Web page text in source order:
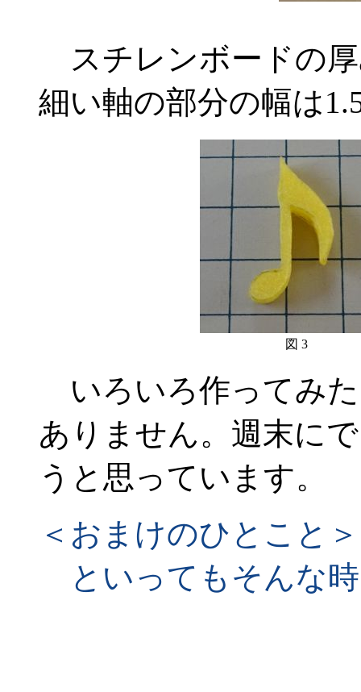
スチレンボードの厚
細い軸の部分の幅は
図 3
いろいろ作ってみ
ありません。週末に
うと思っています。
＜おまけのひとこと＞
といってもそんな